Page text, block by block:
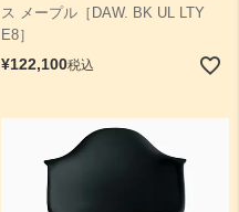
ス メープル［DAW. BK UL LTY
E8］
¥122,100税込